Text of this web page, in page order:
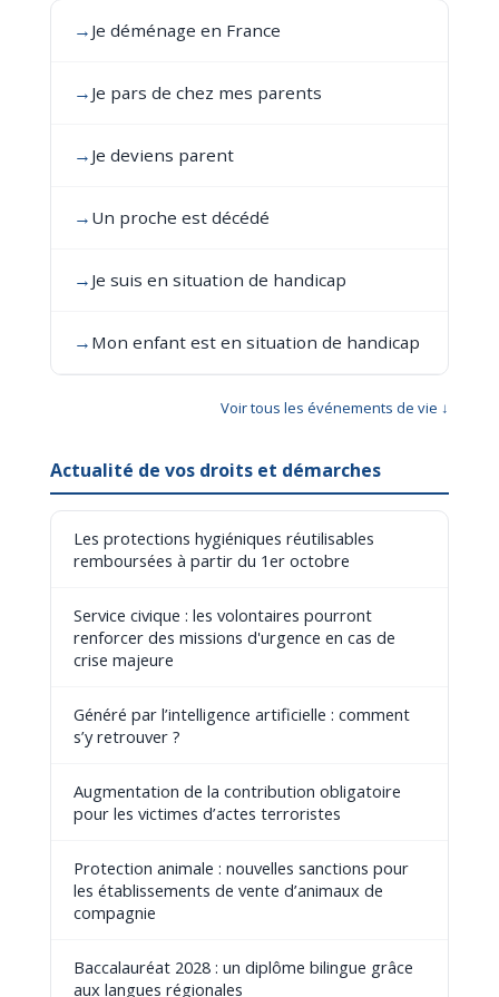
→ Je déménage en France
→ Je pars de chez mes parents
→ Je deviens parent
→ Un proche est décédé
→ Je suis en situation de handicap
→ Mon enfant est en situation de handicap
Voir tous les événements de vie ↓
Actualité de vos droits et démarches
Les protections hygiéniques réutilisables
remboursées à partir du 1er octobre
Service civique : les volontaires pourront
renforcer des missions d'urgence en cas de
crise majeure
Généré par l’intelligence artificielle : comment
s’y retrouver ?
Augmentation de la contribution obligatoire
pour les victimes d’actes terroristes
Protection animale : nouvelles sanctions pour
les établissements de vente d’animaux de
compagnie
Baccalauréat 2028 : un diplôme bilingue grâce
aux langues régionales